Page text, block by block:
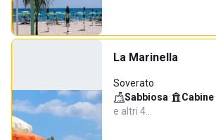
La Marinella
Soverato
Sabbiosa· Cabine·
e altri 4…